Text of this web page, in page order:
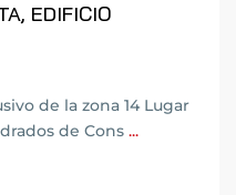
EDIFICIO
de la zona 14 Lugar
de Cons ...